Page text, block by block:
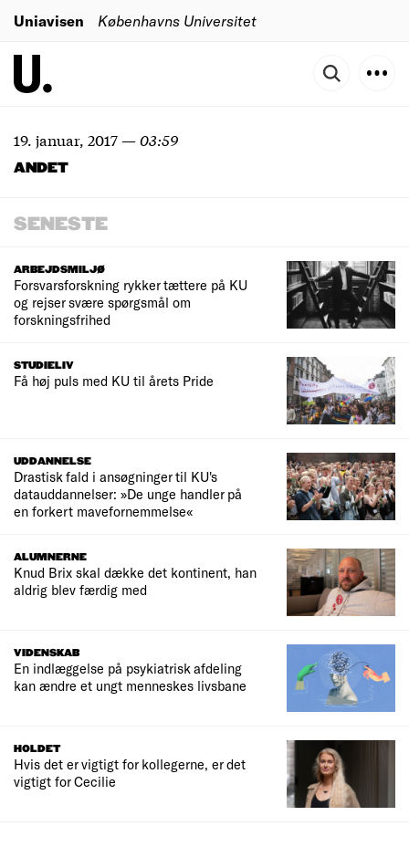
Uniavisen Københavns Universitet
19. januar, 2017—03:59
ANDET
SENESTE
ARBEJDSMILJØ
Forsvarsforskning rykker tættere på KU
og rejser svære spørgsmål om
forskningsfrihed
STUDIELIV
Få høj puls med KU til årets Pride
UDDANNELSE
Drastisk fald i ansøgninger til KU's
datauddannelser: »De unge handler på
en forkert mavefornemmelse«
ALUMNERNE
Knud Brix skal dække det kontinent, han
aldrig blev færdig med
VIDENSKAB
En indlæggelse på psykiatrisk afdeling
kan ændre et ungt menneskes livsbane
HOLDET
Hvis det er vigtigt for kollegerne, er det
vigtigt for Cecilie